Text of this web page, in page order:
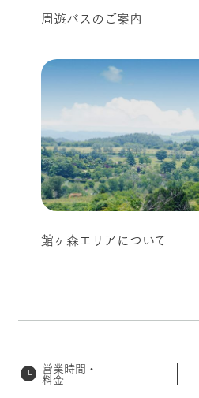
周遊バスのご案内
館ヶ森エリアについて
営業時間・
料金